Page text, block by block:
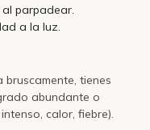
parpadear.
a la luz.
tienes
abundante o
calor, fiebre).